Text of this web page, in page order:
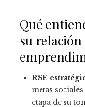
Qué
su relación
RSE
metas
etapa de su